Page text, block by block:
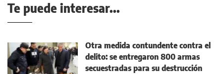
Te puede interesar...
Otra medida contundente contra el
delito: se entregaron 800 armas
secuestradas para su destrucción